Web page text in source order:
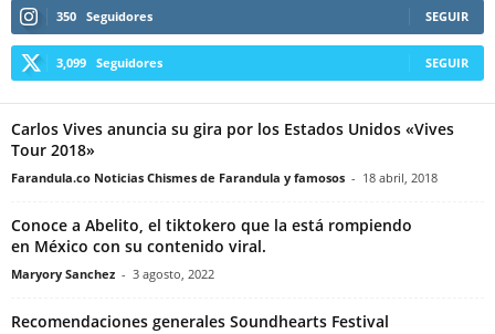
350 Seguidores SEGUIR
3,099 Seguidores SEGUIR
Carlos Vives anuncia su gira por los Estados Unidos «Vives
Tour 2018»
Farandula.co Noticias Chismes de Farandula y famosos - 18 abril, 2018
Conoce a Abelito, el tiktokero que la está rompiendo
en México con su contenido viral.
Maryory Sanchez - 3 agosto, 2022
Recomendaciones generales Soundhearts Festival